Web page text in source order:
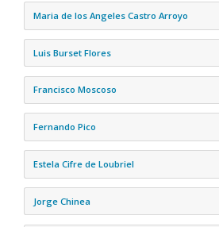
Maria de los Angeles Castro Arroyo
Luis Burset Flores
Francisco Moscoso
Fernando Pico
Estela Cifre de Loubriel
Jorge Chinea